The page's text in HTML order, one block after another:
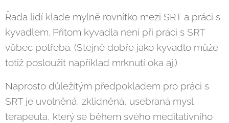
Řada lidí klade mylně rovnítko mezi SRT a práci s
kyvadlem. Přitom kyvadla není při práci s SRT
vůbec potřeba. (Stejně dobře jako kyvadlo může
totiž posloužit například mrknutí oka aj.)
Naprosto důležitým předpokladem pro práci s
SRT je uvolněná, zklidněná, usebraná mysl
terapeuta, který se během svého meditativního